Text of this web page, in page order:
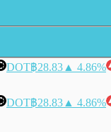
DOT฿28.83 ▲ 4.86%
DOT฿28.83 ▲ 4.86%